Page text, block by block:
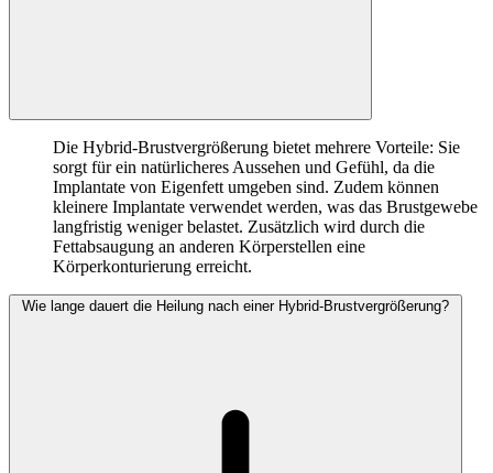
Die Hybrid-Brustvergrößerung bietet mehrere Vorteile: Sie
sorgt für ein natürlicheres Aussehen und Gefühl, da die
Implantate von Eigenfett umgeben sind. Zudem können
kleinere Implantate verwendet werden, was das Brustgewebe
langfristig weniger belastet. Zusätzlich wird durch die
Fettabsaugung an anderen Körperstellen eine
Körperkonturierung erreicht.
Wie lange dauert die Heilung nach einer Hybrid-Brustvergrößerung?